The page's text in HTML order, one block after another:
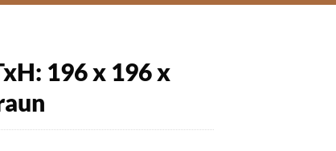
196 x 196 x